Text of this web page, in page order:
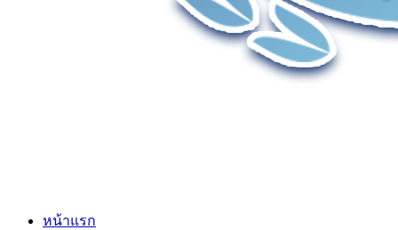
หน้าแรก